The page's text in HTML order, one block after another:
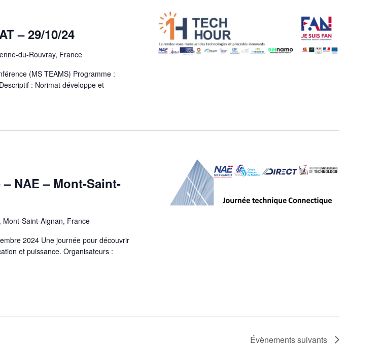
– 29/10/24
du-Rouvray, France
(MS TEAMS) Programme :
: Norimat développe et
NAE – Mont-Saint-
Mont-Saint-Aignan, France
2024 Une journée pour découvrir
et puissance. Organisateurs :
Évènementssuivants